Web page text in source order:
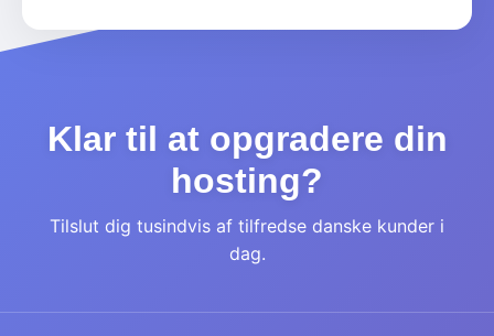
Klar til at opgradere din
hosting?
Tilslut dig tusindvis af tilfredse danske kunder i
dag.